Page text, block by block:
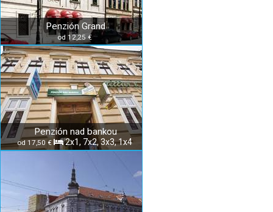
Penzión Grand
od 12,25 €
Penzión nad bankou
od 17,50 € 2x1, 7x2, 3x3, 1x4